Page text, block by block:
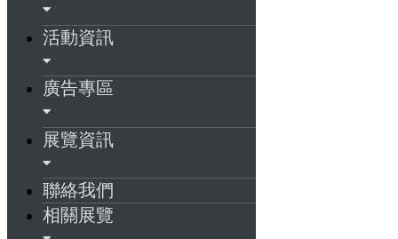
活動資訊
廣告專區
展覽資訊
聯絡我們
相關展覽